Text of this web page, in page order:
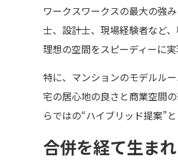
ワークスワークスの最大の強
士、設計士、現場経験者など
理想の空間をスピーディーに実
特に、マンションのモデルル
宅の居心地の良さと商業空間
らではの“ハイブリッド提案”
合併を経て生ま